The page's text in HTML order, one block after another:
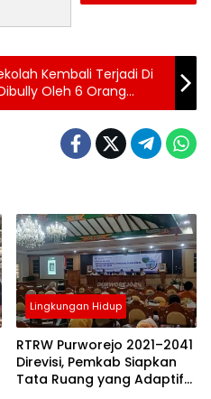
Kembali Terjadi Di
Oleh 6 Orang
Lingkungan Hidup
RTRW Purworejo 2021–2041
Direvisi, Pemkab Siapkan
Tata Ruang yang Adaptif